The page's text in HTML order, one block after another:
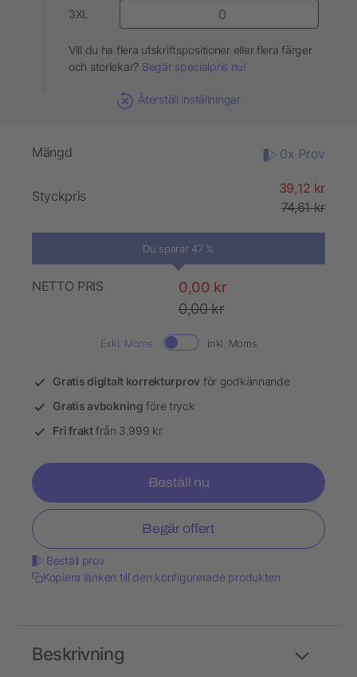
3XL
Vill du ha flera utskriftspositioner eller flera färger
och storlekar? Begär specialpris nu!
Återställ inställningar
Mängd 0x Prov
Styckpris
39,12 kr
74,61 kr
Du sparar 47 %
NETTO PRIS
0,00 kr
0,00 kr
Exkl. Moms. Inkl. Moms
Gratis digitalt korrekturprov för godkännande
Gratis avbokning före tryck
Fri fraktfrån 3.999 kr
Beställ nu
Begär offert
Beställ prov
Kopiera länken till den konfigurerade produkten
Beskrivning